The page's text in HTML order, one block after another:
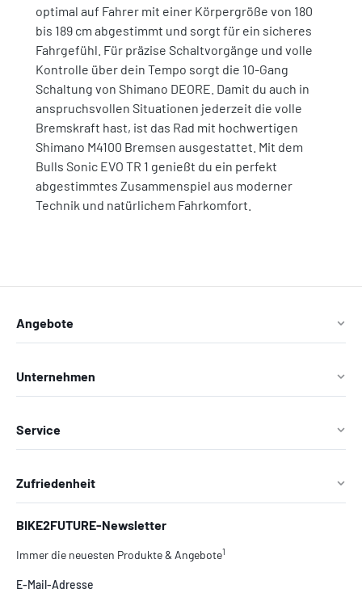
optimal auf Fahrer mit einer Körpergröße von 180
bis 189 cm abgestimmt und sorgt für ein sicheres
Fahrgefühl. Für präzise Schaltvorgänge und volle
Kontrolle über dein Tempo sorgt die 10-Gang
Schaltung von Shimano DEORE. Damit du auch in
anspruchsvollen Situationen jederzeit die volle
Bremskraft hast, ist das Rad mit hochwertigen
Shimano M4100 Bremsen ausgestattet. Mit dem
Bulls Sonic EVO TR 1 genießt du ein perfekt
abgestimmtes Zusammenspiel aus moderner
Technik und natürlichem Fahrkomfort.
Angebote
Unternehmen
Service
Zufriedenheit
BIKE2FUTURE-Newsletter
Immer die neuesten Produkte & Angebote1
E-Mail-Adresse